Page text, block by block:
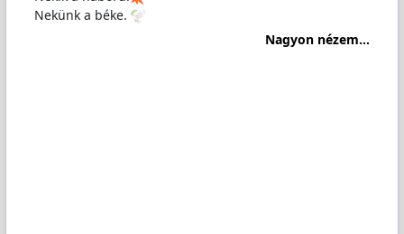
Nekünk a béke.
Nagyon nézem...